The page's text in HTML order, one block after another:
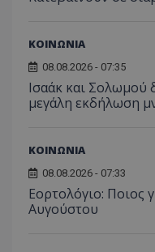
ΚΟΙΝΩΝΙΑ
08.08.2026 - 07:35
Ισαάκ και Σολωμού
μεγάλη εκδήλωση
ΚΟΙΝΩΝΙΑ
08.08.2026 - 07:33
Εορτολόγιο: Ποιος
Αυγούστου